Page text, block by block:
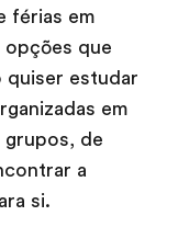
férias em
opções que
quiser estudar
em
de
a
si.